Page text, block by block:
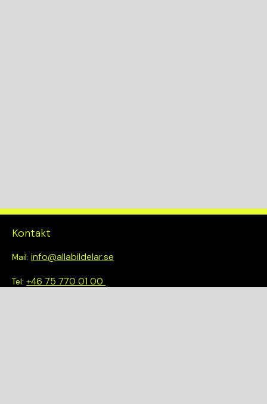
Kontakt
Mail: info@allabildelar.se
Tel: +46 75 770 01 00